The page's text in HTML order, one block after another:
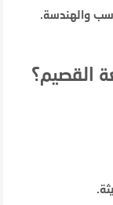
والهندسة.
القصيم؟